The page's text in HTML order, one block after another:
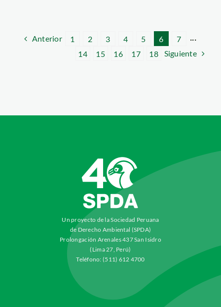
Anterior 1 2 3 4 5 6 7
···
14
15 16 17 18 Siguiente
Un proyecto de la Sociedad Peruana
de Derecho Ambiental (SPDA)
Prolongación Arenales 437 San Isidro
(Lima 27, Perú)
Teléfono: (511) 612 4700